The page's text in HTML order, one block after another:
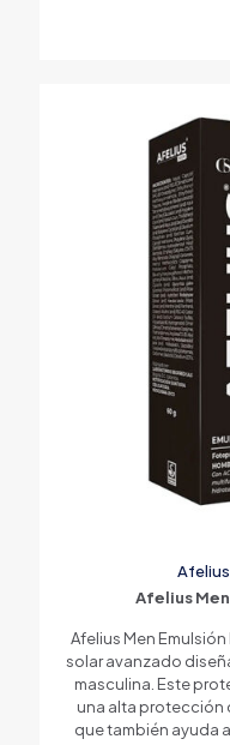
Afelius Men
Afelius Men
solar avanzado
masculina. Este
una alta protección
que también ayuda